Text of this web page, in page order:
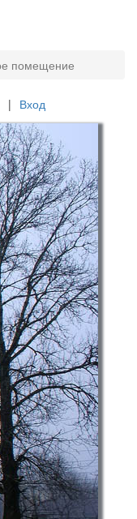
помещение
Вход